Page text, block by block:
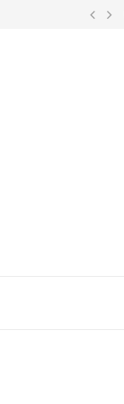
CO-AUTORIN